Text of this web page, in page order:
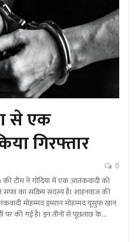
से एक
गिरफ्तार
0
की टीम ने गोंदिया में एक आतंकवादी को
का सक्रिय सदस्य है। शाहनवाज की
मोहम्मद इमरान मोहम्मद यूसुफ खान
पर की गई है। इन तीनों से पूछताछ के…